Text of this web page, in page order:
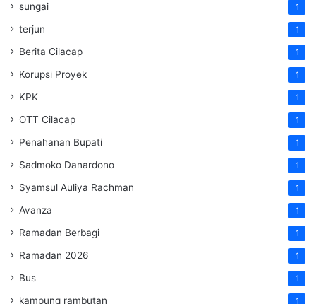
sungai 1
terjun 1
Berita Cilacap 1
Korupsi Proyek 1
KPK 1
OTT Cilacap 1
Penahanan Bupati 1
Sadmoko Danardono 1
Syamsul Auliya Rachman 1
Avanza 1
Ramadan Berbagi 1
Ramadan 2026 1
Bus 1
kampung rambutan 1